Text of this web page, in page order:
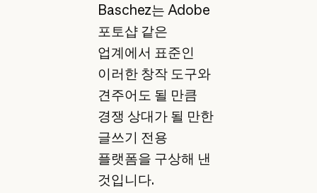
Baschez는 Adobe
포토샵 같은
업계에서 표준인
이러한 창작 도구와
견주어도 될 만큼
경쟁 상대가 될 만한
글쓰기 전용
플랫폼을 구상해 낸
것입니다.